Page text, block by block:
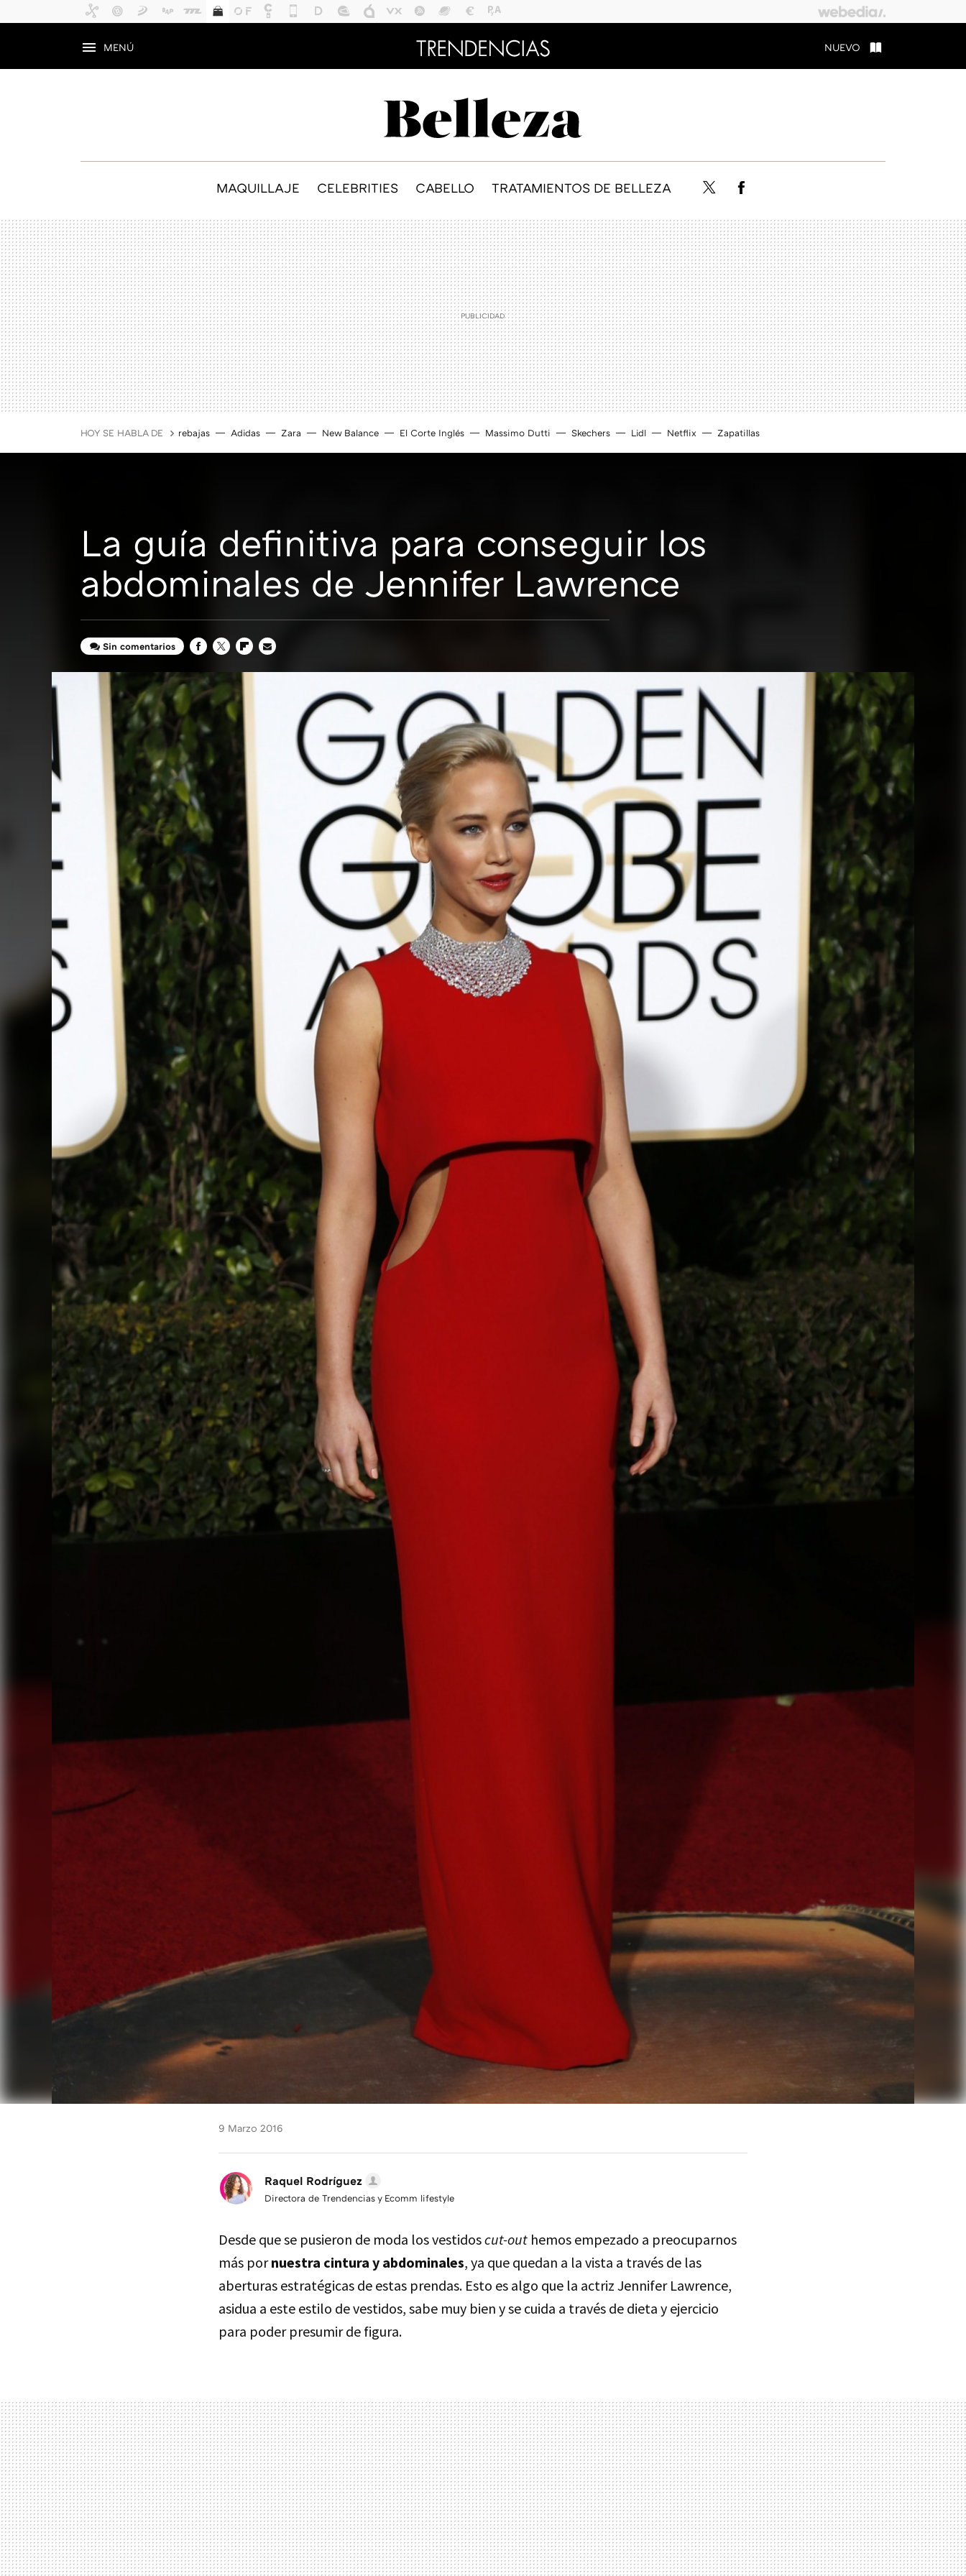
MENÚ NUEVO
MAQUILLAJE CELEBRITIES CABELLO TRATAMIENTOS DE BELLEZA Twitter
HOY SE HABLA DE rebajas Adidas Zara New Balance El Corte Inglés Massimo Dutti Skechers Lidl Netflix Zapatillas
La guía definitiva para conseguir los
abdominales de Jennifer Lawrence
Sin comentarios
9 Marzo 2016
Raquel Rodríguez
Directora de Trendencias y Ecomm lifestyle
Desde que se pusieron de moda los vestidoscut-out hemos empezado a preocuparnos
más pornuestra cintura y abdominales, ya que quedan a la vista a través de las
aberturas estratégicas de estas prendas. Esto es algo que la actriz Jennifer Lawrence,
asidua a este estilo de vestidos, sabe muy bien y se cuida a través de dieta y ejercicio
para poder presumir de figura.